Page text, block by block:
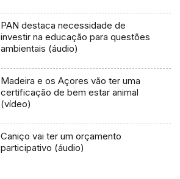
PAN destaca necessidade de
investir na educação para questões
ambientais (áudio)
Madeira e os Açores vão ter uma
certificação de bem estar animal
(vídeo)
Caniço vai ter um orçamento
participativo (áudio)